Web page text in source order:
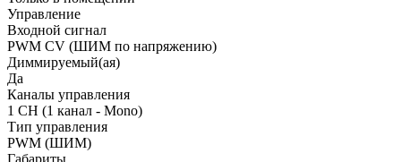
Управление
Входной сигнал
PWM СV (ШИМ по напряжению)
Диммируемый(ая)
Да
Каналы управления
1 CH (1 канал - Mono)
Тип управления
PWM (ШИМ)
Габариты